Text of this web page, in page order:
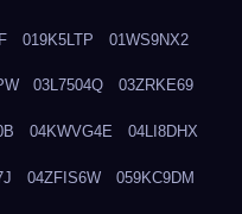
019K5LTP 01WS9NX2
03L7504Q 03ZRKE69
04KWVG4E 04LI8DHX
04ZFIS6W 059KC9DM